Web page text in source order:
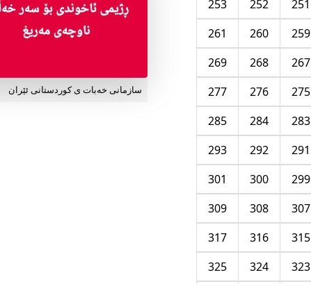
251
252
253
259
260
261
267
268
269
275
276
277
283
284
285
291
292
293
299
300
301
307
308
309
315
316
317
323
324
325
سازمانی خەبات ی کوردستانی ئێران